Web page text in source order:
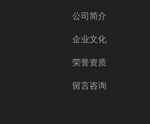
公司简介
企业文化
荣誉资质
留言咨询